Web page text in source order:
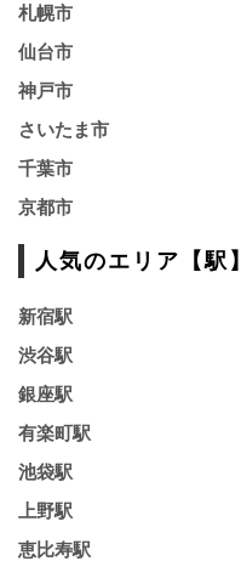
札幌市
仙台市
神戸市
さいたま市
千葉市
京都市
人気のエリア【駅】
新宿駅
渋谷駅
銀座駅
有楽町駅
池袋駅
上野駅
恵比寿駅